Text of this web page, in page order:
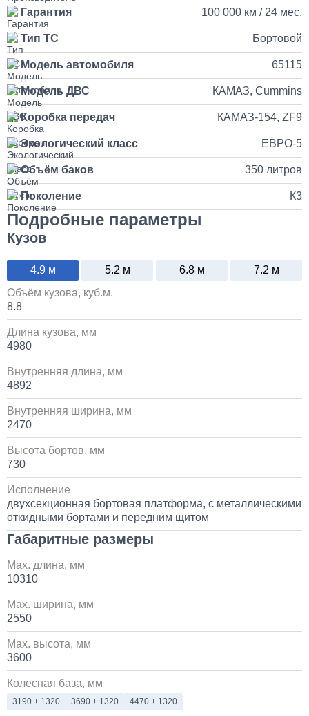
от 5 до 10 дней
Установка и подключение рации с антенной на КАМАЗ
35 000
1 день
Установка продувочного пистолета в кабину
3 500
Установка системы контроля положения
самосвального кузова
Установка сдвоенной двухрядной кабины с
на КАМАЗ
1 день
Установка стояночного кондиционера JUKOOL FT-
TAC-PI09 на крышу
Гарантия 100 000 км / 24 мес.
Тип ТС Бортовой
Модель автомобиля 65115
Модель ДВС КАМАЗ, Cummins
Коробка передач КАМАЗ-154, ZF9
Экологический класс ЕВРО-5
Объём баков 350 литров
Поколение К3
Подробные параметры
Кузов
4.9 м 5.2 м 6.8 м
7.2 м
Объём кузова, куб.м.
8.8
Длина кузова, мм
4980
Внутренняя длина, мм
4892
Внутренняя ширина, мм
2470
Высота бортов, мм
730
Исполнение
двухсекционная бортовая платформа, с металлическими
откидными бортами и передним щитом
Габаритные размеры
Max. длина, мм
10310
Max. ширина, мм
2550
Max. высота, мм
3600
Колесная база, мм
3190 + 1320 3690 + 1320 4470 + 1320